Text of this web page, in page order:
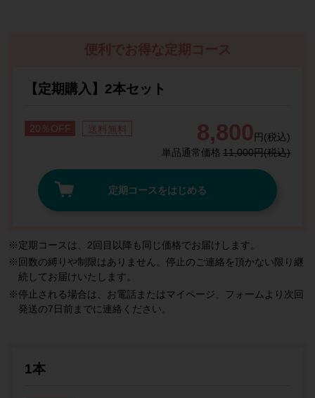
【定期購入】2本セット
20％OFF 送料無料 8,800 円(税込)
単品通常価格 11,000円(税込)
定期コースをはじめる
定期コースは、2回目以降も同じ価格でお届けします。
回数の縛りや制限はありません。停止のご連絡を頂かない限り継
続してお届けいたします。
停止される場合は、お電話またはマイページ、フォームより次回
発送の7日前までに連絡ください。
1本